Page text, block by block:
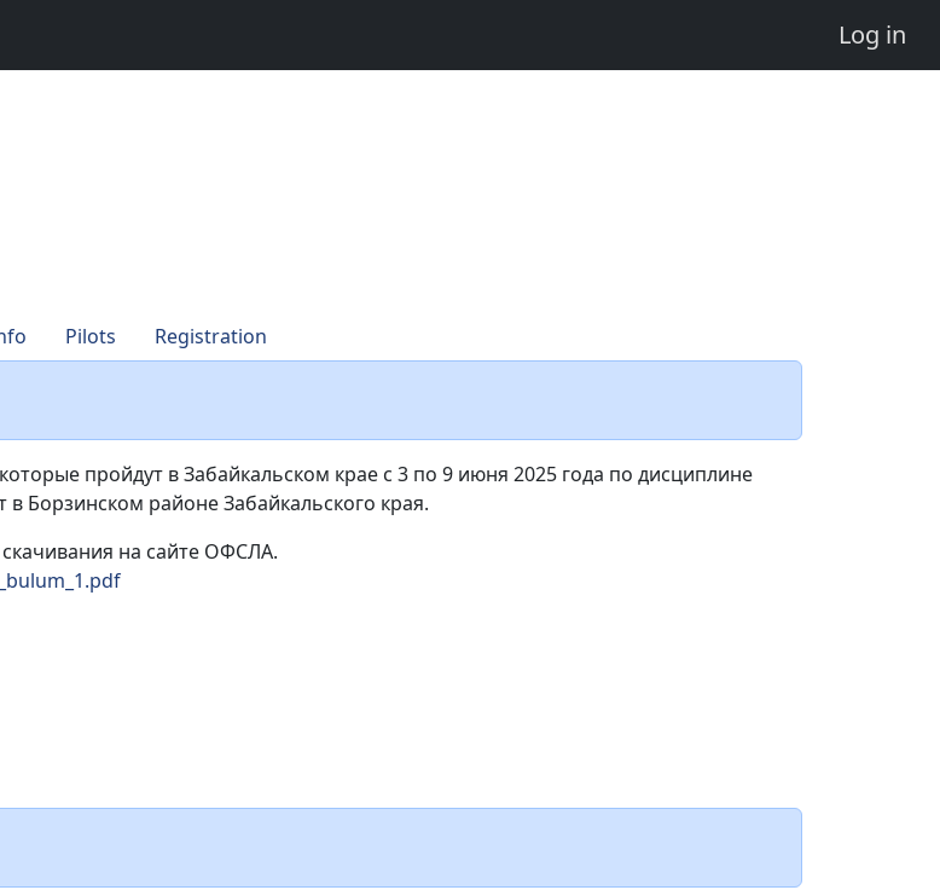
Log in
Pilots Registration
пройдут в Забайкальском крае с 3 по 9 июня 2025 года по дисциплине
Борзинском районе Забайкальского края.
на сайте ОФСЛА.